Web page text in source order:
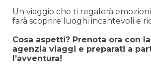
Un viaggio che ti regalerà
farà scoprire luoghi incantevoli e
Cosa aspetti? Prenota ora con
agenzia viaggi e preparati a
l’avventura!